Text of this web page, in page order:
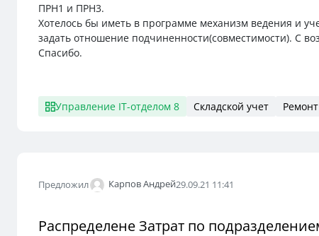
ПРН1 и ПРН3.
Хотелось бы иметь в программе механизм ведения и
задать отношение подчиненности(совместимости). С
Спасибо.
Управление IT-отделом 8 Складской учет
Предложил Карпов Андрей29.09.21 11:41
Распределене Затрат по